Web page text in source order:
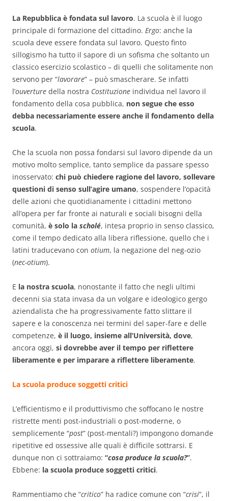
La Repubblica è fondata sul lavoro. La scuola è il luogo
principale di formazione del cittadino. Ergo: anche la
scuola deve essere fondata sul lavoro. Questo finto
sillogismo ha tutto il sapore di un sofisma che soltanto un
classico esercizio scolastico – di quelli che solitamente non
servono per “lavorare” – può smascherare. Se infatti
l’ouverture della nostra Costituzione individua nel lavoro il
fondamento della cosa pubblica, non segue che esso
debba necessariamente essere anche il fondamento della
scuola.
Che la scuola non possa fondarsi sul lavoro dipende da un
motivo molto semplice, tanto semplice da passare spesso
inosservato: chi può chiedere ragione del lavoro, sollevare
questioni di senso sull’agire umano, sospendere l’opacità
delle azioni che quotidianamente i cittadini mettono
all’opera per far fronte ai naturali e sociali bisogni della
comunità, è solo la scholé, intesa proprio in senso classico,
come il tempo dedicato alla libera riflessione, quello che i
latini traducevano con otium, la negazione del neg-ozio
(nec-otium).
E la nostra scuola, nonostante il fatto che negli ultimi
decenni sia stata invasa da un volgare e ideologico gergo
aziendalista che ha progressivamente fatto slittare il
sapere e la conoscenza nei termini del saper-fare e delle
competenze, è il luogo, insieme all’Università, dove,
ancora oggi, si dovrebbe aver il tempo per riflettere
liberamente e per imparare a riflettere liberamente.
La scuola produce soggetti critici
L’efficientismo e il produttivismo che soffocano le nostre
ristrette menti post-industriali o post-moderne, o
semplicemente “post” (post-mentali?) impongono domande
ripetitive ed ossessive alle quali è difficile sottrarsi. E
dunque non ci sottraiamo: “cosa produce la scuola?”.
Ebbene: la scuola produce soggetti critici.
Rammentiamo che “critico” ha radice comune con “crisi”, il